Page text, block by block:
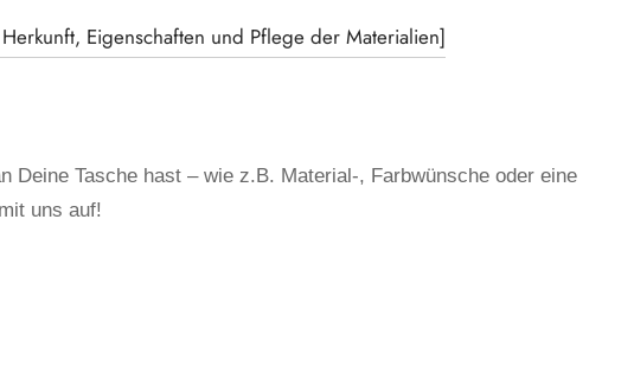
Eigenschaften und Pflege der Materialien]
Deine Tasche hast – wie z.B. Material-, Farbwünsche oder eine
uns auf!